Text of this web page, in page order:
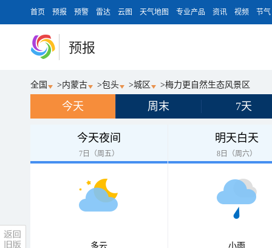
首页 预报 预警 雷达 云图 天气地图 专业产品 资讯 视频 节气
预报
全国 >内蒙古 >包头 >城区 >梅力更自然生态风景区
今天 周末 7天
今天夜间
7日（周五）
多云
明天白天
8日（周六）
小雨